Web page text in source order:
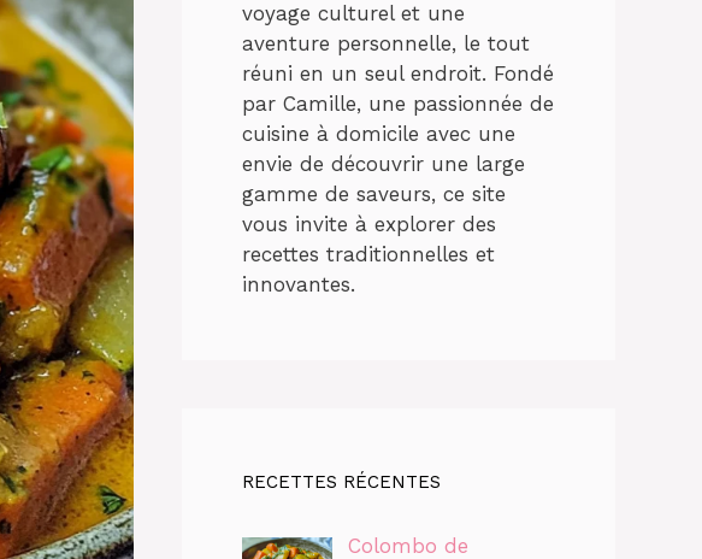
voyage culturel et une
aventure personnelle, le tout
réuni en un seul endroit. Fondé
par Camille, une passionnée de
cuisine à domicile avec une
envie de découvrir une large
gamme de saveurs, ce site
vous invite à explorer des
recettes traditionnelles et
innovantes.
RECETTES RÉCENTES
Colombo de